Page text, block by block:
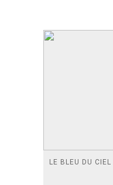
LE BLEU DU CIEL